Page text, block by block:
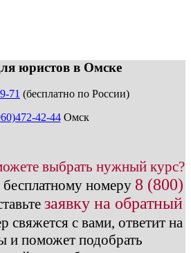
юристов в Омске
71 (бесплатно по России)
42-44Омск
выбрать нужный курс?
номеру 8 (800)
заявку на обратный
свяжется с вами, ответит на
и поможет подобрать